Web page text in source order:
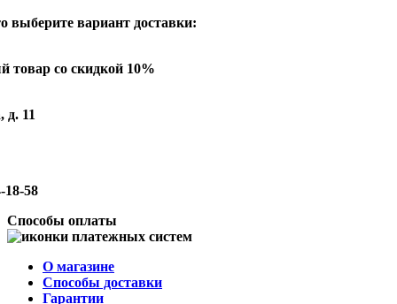
выберите вариант доставки:
товар со скидкой 10%
д. 11
18-58
Способы оплаты
О магазине
Способы доставки
Гарантии